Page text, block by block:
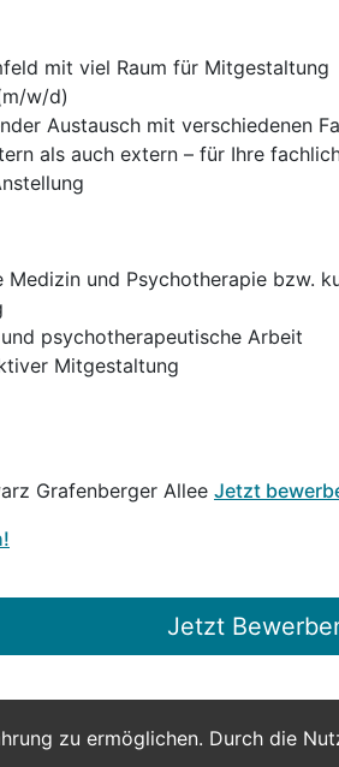
zu ermöglichen. Durch die
mit viel Raum für Mitgestaltung
w/d)
Austausch mit verschiedenen
als auch extern – für Ihre
und Psychotherapie bzw.
psychotherapeutische Arbeit
Mitgestaltung
Grafenberger Allee Jetzt
Jetzt